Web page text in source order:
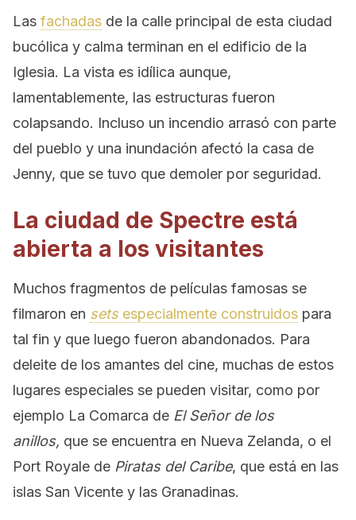
Las fachadas de la calle principal de esta ciudad
bucólica y calma terminan en el edificio de la
Iglesia. La vista es idílica aunque,
lamentablemente, las estructuras fueron
colapsando. Incluso un incendio arrasó con parte
del pueblo y una inundación afectó la casa de
Jenny, que se tuvo que demoler por seguridad.
La ciudad de Spectre está
abierta a los visitantes
Muchos fragmentos de películas famosas se
filmaron en sets especialmente construidos para
tal fin y que luego fueron abandonados. Para
deleite de los amantes del cine, muchas de estos
lugares especiales se pueden visitar, como por
ejemplo La Comarca de El Señor de los
anillos, que se encuentra en Nueva Zelanda, o el
Port Royale de Piratas del Caribe, que está en las
islas San Vicente y las Granadinas.